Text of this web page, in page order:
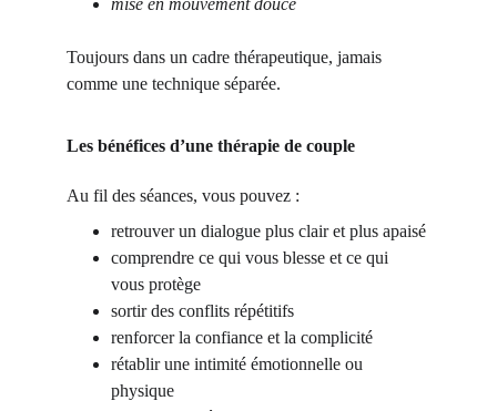
mise en mouvement douce
Toujours dans un cadre thérapeutique, jamais
comme une technique séparée.
Les bénéfices d’une thérapie de couple
Au fil des séances, vous pouvez :
retrouver un dialogue plus clair et plus apaisé
comprendre ce qui vous blesse et ce qui
vous protège
sortir des conflits répétitifs
renforcer la confiance et la complicité
rétablir une intimité émotionnelle ou
physique